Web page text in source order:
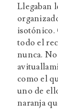
Llegaban
isotónico.
todo el
nunca.
como el
uno de
naranja